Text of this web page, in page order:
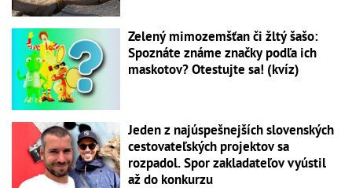
Zelený mimozemšťan či žltý šašo:
Spoznáte známe značky podľa ich
maskotov? Otestujte sa! (kvíz)
Jeden z najúspešnejších slovenských
cestovateľských projektov sa
rozpadol. Spor zakladateľov vyústil
až do konkurzu